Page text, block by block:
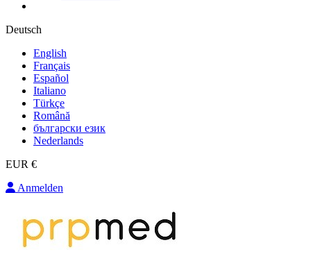
Deutsch
English
Français
Español
Italiano
Türkçe
Română
български език
Nederlands
EUR €
Anmelden